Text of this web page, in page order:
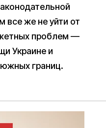
все же не уйти от
проблем —
Украине и
границ.